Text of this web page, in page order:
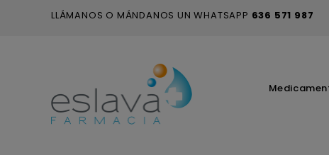
LLÁMANOS O MÁNDANOS UN WHATSAPP 636 571 987